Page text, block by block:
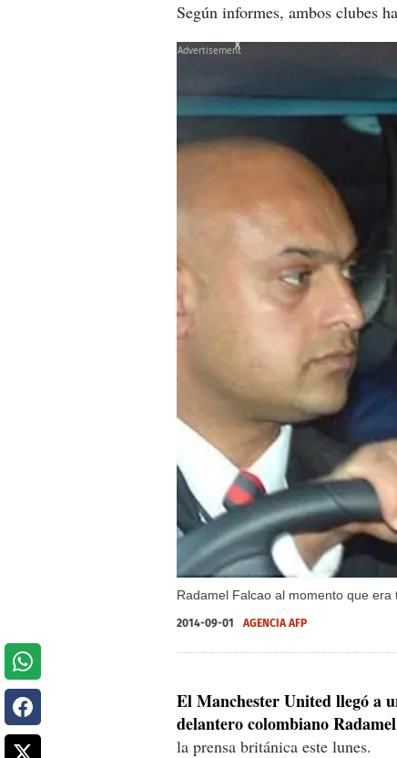
Según informes, ambos clubes
Radamel Falcao al momento que
X
2014-09-01 AGENCIA AFP
El Manchester United llegó a
delantero colombiano
la prensa británica este lunes.